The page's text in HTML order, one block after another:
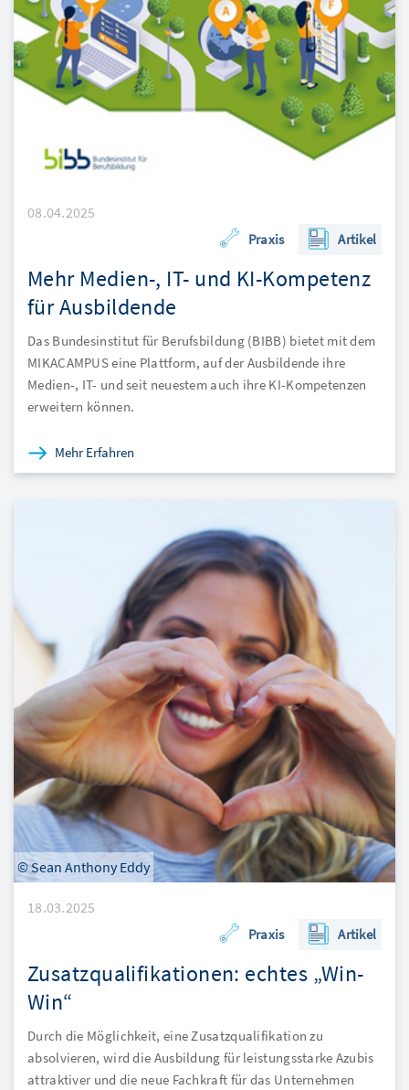
08.04.2025
Praxis Artikel
Mehr Medien-, IT- und KI-Kompetenz
für Ausbildende
Das Bundesinstitut für Berufsbildung (BIBB) bietet mit dem
MIKACAMPUS eine Plattform, auf der Ausbildende ihre
Medien-, IT- und seit neuestem auch ihre KI-Kompetenzen
erweitern können.
Mehr Erfahren
© Sean Anthony Eddy
18.03.2025
Praxis Artikel
Zusatzqualifikationen: echtes „Win-
Win“
Durch die Möglichkeit, eine Zusatzqualifikation zu
absolvieren, wird die Ausbildung für leistungsstarke Azubis
attraktiver und die neue Fachkraft für das Unternehmen